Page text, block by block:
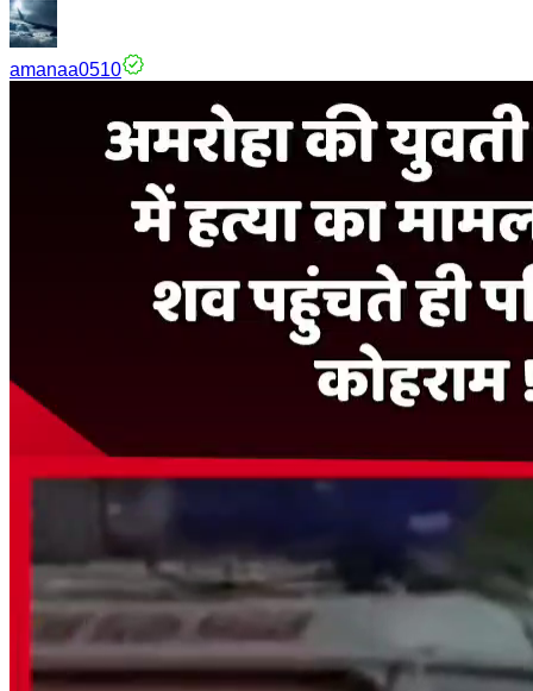
amanaa0510